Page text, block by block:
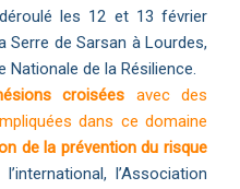
les 12 et 13 février
Serre de Sarsan à Lourdes,
Nationale de la Résilience.
croisées avec des
dans ce domaine
de la prévention du risque
l’Association